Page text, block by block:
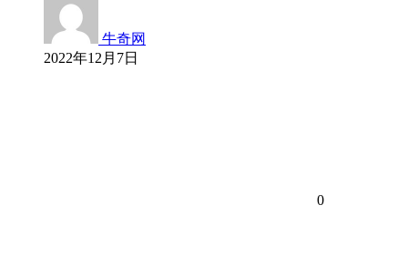
牛奇网
2022年12月7日
0